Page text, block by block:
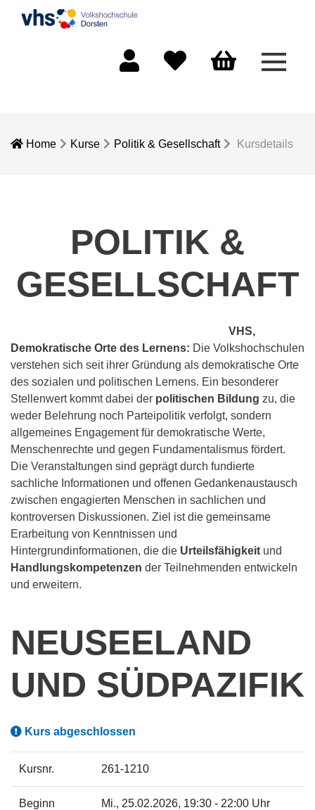
Menü
Home Kurse Politik & Gesellschaft Kursdetails
POLITIK &
GESELLSCHAFT
VHS,
Demokratische Orte des Lernens: Die Volkshochschulen
verstehen sich seit ihrer Gründung als demokratische Orte
des sozialen und politischen Lernens. Ein besonderer
Stellenwert kommt dabei der politischen Bildung zu, die
weder Belehrung noch Parteipolitik verfolgt, sondern
allgemeines Engagement für demokratische Werte,
Menschenrechte und gegen Fundamentalismus fördert.
Die Veranstaltungen sind geprägt durch fundierte
sachliche Informationen und offenen Gedankenaustausch
zwischen engagierten Menschen in sachlichen und
kontroversen Diskussionen. Ziel ist die gemeinsame
Erarbeitung von Kenntnissen und
Hintergrundinformationen, die die Urteilsfähigkeit und
Handlungskompetenzen der Teilnehmenden entwickeln
und erweitern.
NEUSEELAND
UND SÜDPAZIFIK
Kurs abgeschlossen
Kursnr. 261-1210
Beginn Mi., 25.02.2026, 19:30 - 22:00 Uhr